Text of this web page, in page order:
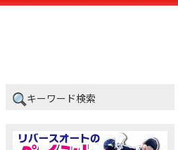
キーワード検索